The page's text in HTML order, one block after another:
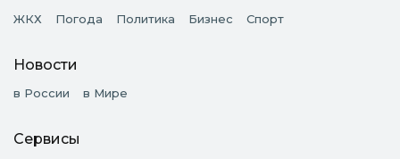
ЖКХ Погода Политика Бизнес Спорт
Новости
в России в Мире
Сервисы